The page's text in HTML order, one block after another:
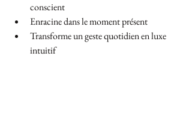
conscient
Enracine dans le moment présent
Transforme un geste quotidien en luxe
intuitif